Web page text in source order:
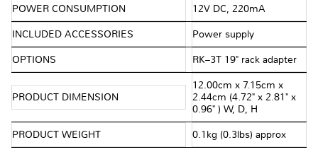
POWER CONSUMPTION 12V DC, 220mA
INCLUDED ACCESSORIES Power supply
OPTIONS RK–3T 19" rack adapter
PRODUCT DIMENSION
12.00cm x 7.15cm x
2.44cm (4.72" x 2.81" x
0.96" ) W, D, H
PRODUCT WEIGHT 0.1kg (0.3lbs) approx